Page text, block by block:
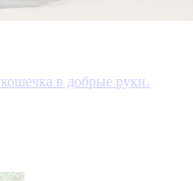
в добрые руки.